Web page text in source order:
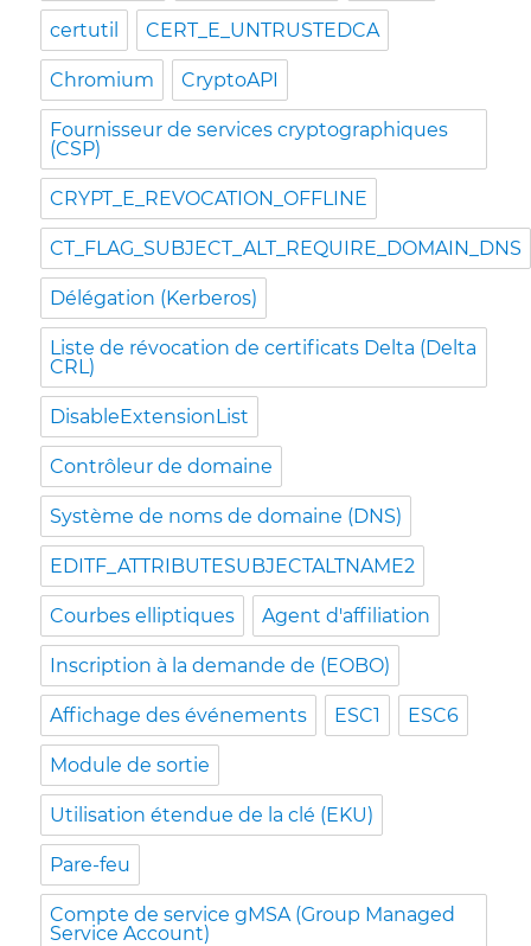
certutil CERT_E_UNTRUSTEDCA
Chromium CryptoAPI
Fournisseur de services cryptographiques
(CSP)
CRYPT_E_REVOCATION_OFFLINE
CT_FLAG_SUBJECT_ALT_REQUIRE_DOMAIN_DNS
Délégation (Kerberos)
Liste de révocation de certificats Delta (Delta
CRL)
DisableExtensionList
Contrôleur de domaine
Système de noms de domaine (DNS)
EDITF_ATTRIBUTESUBJECTALTNAME2
Courbes elliptiques Agent d'affiliation
Inscription à la demande de (EOBO)
Affichage des événements ESC1 ESC6
Module de sortie
Utilisation étendue de la clé (EKU)
Pare-feu
Compte de service gMSA (Group Managed
Service Account)